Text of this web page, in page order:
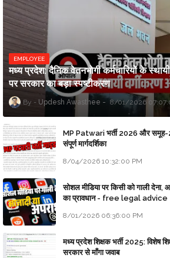
EMPLOYEE
मध्य प्रदेश: दैनिक वेतनभोगी कर्मचारियों के
पर सरकार का बड़ा स्पष्टीकरण
Updesh Awasthee 8/01/2026
MP Patwari भर्ती 2026 और समूह-
संपूर्ण मार्गदर्शिका
8/04/2026 10:32:00 PM
सोशल मीडिया पर किसी को गाली
का प्रावधान - free legal advice
8/01/2026 06:36:00 PM
मध्य प्रदेश शिक्षक भर्ती 2025: विशेष
सरकार से माँगा जवाब